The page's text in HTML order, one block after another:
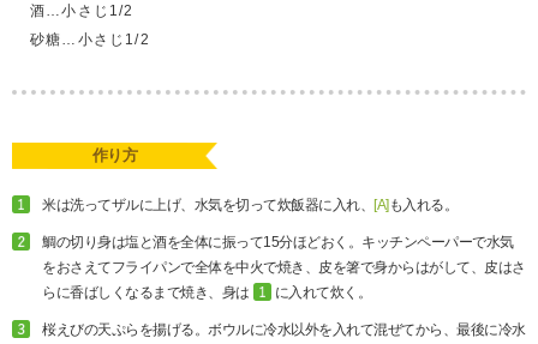
酒…小さじ1/2
砂糖…小さじ1/2
作り方
米は洗ってザルに上げ、水気を切って炊飯器に入れ、 [A]も入れる。
鯛の切り身は塩と酒を全体に振って15分ほどおく。キッチンペーパーで水気
をおさえてフライパンで全体を中火で焼き、皮を箸で身からはがして、皮はさ
らに香ばしくなるまで焼き、身は
に入れて炊く。
桜えびの天ぷらを揚げる。ボウルに冷水以外を入れて混ぜてから、最後に冷水